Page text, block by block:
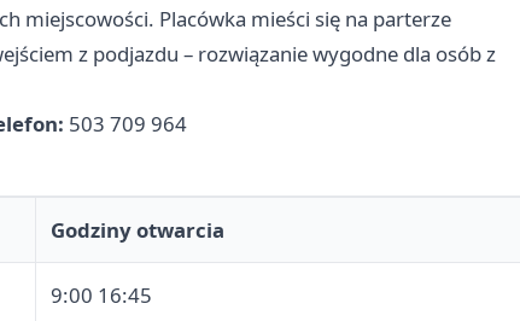
miejscowości. Placówka mieści się na parterze
z podjazdu – rozwiązanie wygodne dla osób z
503 709 964
Godziny otwarcia
9:00 16:45